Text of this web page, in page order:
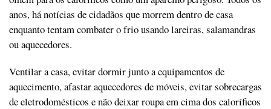
anos, há notícias de cidadãos que morrem dentro de casa
enquanto tentam combater o frio usando lareiras, salamandras
ou aquecedores.
Ventilar a casa, evitar dormir junto a equipamentos de
aquecimento, afastar aquecedores de móveis, evitar sobrecargas
de eletrodomésticos e não deixar roupa em cima dos caloríficos